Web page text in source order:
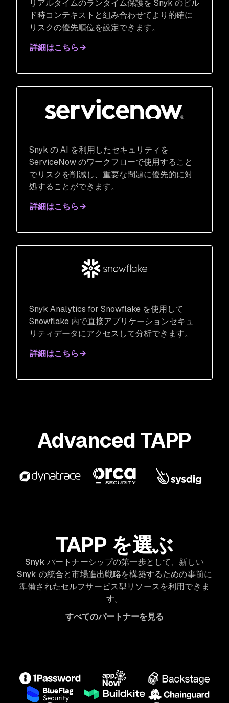
リアルタイムのランタイム保護を Snyk のビル
ド時コンテキストと組み合わせてより的確に
リスクの優先順位を設定できます。
詳細はこちら
Snyk の AI を利用したセキュリティを
ServiceNow のワークフローで使用すること
でリスクを削減し、重要な問題に優先的に対
処することができます。
詳細はこちら
​Snyk Analytics for Snowflake を使用して
Snowflake 内で直接アプリケーションセキュ
リティデータにアクセスして分析できます。
詳細はこちら
Advanced TAPP
TAPP を選ぶ
Snyk パートナーシップの第一歩として、新しい
Snyk の統合と市場進出戦略を構築するための事前に
準備されたセルフサービス型リソースを利用できま
す。
すべてのパートナーを見る